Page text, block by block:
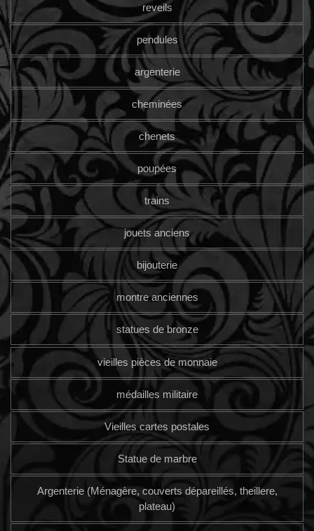
reveils
pendules
argenterie
cheminées
chenets
poupées
trains
jouets anciens
bijouterie
montre anciennes
statues de bronze
vieilles pièces de monnaie
médailles militaire
Vieilles cartes postales
Statue de marbre
Argenterie (Ménagère, couverts dépareillés, theillere,
plateau)